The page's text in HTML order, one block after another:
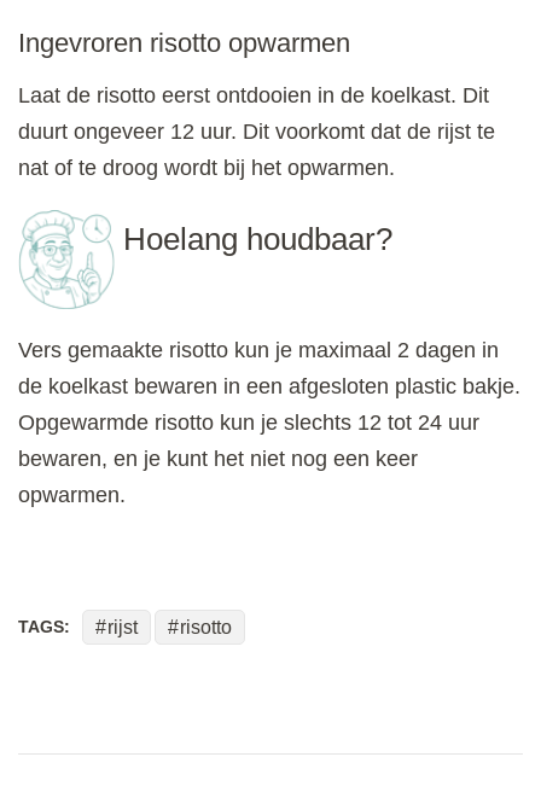
Ingevroren risotto opwarmen
Laat de risotto eerst ontdooien in de koelkast. Dit
duurt ongeveer 12 uur. Dit voorkomt dat de rijst te
nat of te droog wordt bij het opwarmen.
Hoelang houdbaar?
Vers gemaakte risotto kun je maximaal 2 dagen in
de koelkast bewaren in een afgesloten plastic bakje.
Opgewarmde risotto kun je slechts 12 tot 24 uur
bewaren, en je kunt het niet nog een keer
opwarmen.
TAGS: rijst risotto